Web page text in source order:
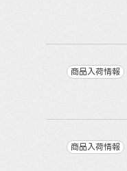
商品入荷情報
商品入荷情報